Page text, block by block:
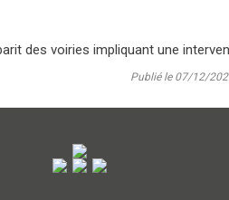
des voiries impliquant une
Publié le 07/12/